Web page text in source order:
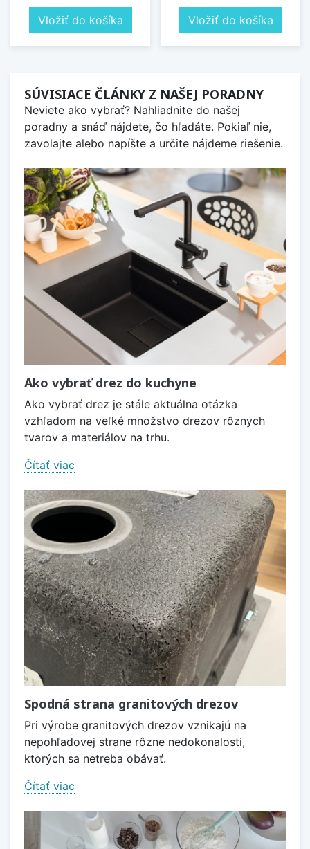
Vložiť do košíka Vložiť do košíka
SÚVISIACE ČLÁNKY Z NAŠEJ PORADNY
Neviete ako vybrať? Nahliadnite do našej
poradny a snáď nájdete, čo hľadáte. Pokiaľ nie,
zavolajte alebo napíšte a určite nájdeme riešenie.
Ako vybrať drez do kuchyne
Ako vybrať drez je stále aktuálna otázka
vzhľadom na veľké množstvo drezov rôznych
tvarov a materiálov na trhu.
Čítať viac
Spodná strana granitových drezov
Pri výrobe granitových drezov vznikajú na
nepohľadovej strane rôzne nedokonalosti,
ktorých sa netreba obávať.
Čítať viac